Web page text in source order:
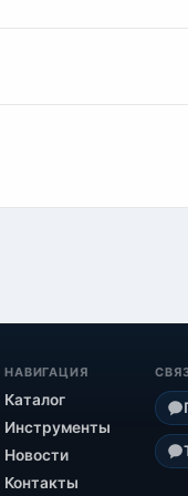
НАВИГАЦИЯ
Каталог
Инструменты
Новости
Контакты